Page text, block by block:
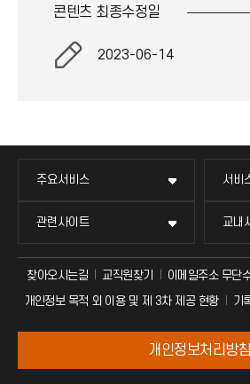
콘텐츠 최종수정일
2023-06-14
주요서비스 서비
관련사이트 교내
찾아오시는길 교직원찾기 이메일주소 무단
개인정보 목적 외 이용 및 제 3차 제공 현황
기
개인정보처리방침